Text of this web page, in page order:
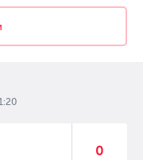
0